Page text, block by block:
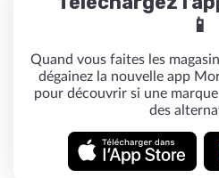
📱
Quand vous faites les
dégainez la nouvelle app
pour découvrir si une
des